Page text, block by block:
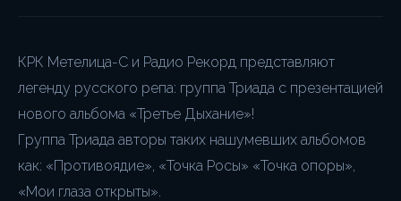
КРК Метелица-С и Радио Рекорд представляют
легенду русского репа: группа Триада с презентацией
нового альбома «Третье Дыхание»!
Группа Триада авторы таких нашумевших альбомов
как: «Противоядие», «Точка Росы» «Точка опоры»,
«Мои глаза открыты».